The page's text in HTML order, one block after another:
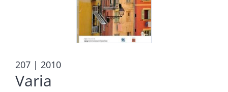
207 | 2010
Varia